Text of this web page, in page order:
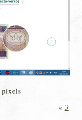
pixels
« 3